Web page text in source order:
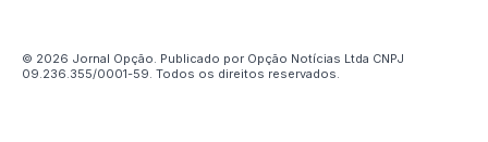
© 2026 Jornal Opção. Publicado por Opção Notícias Ltda CNPJ
09.236.355/0001-59. Todos os direitos reservados.